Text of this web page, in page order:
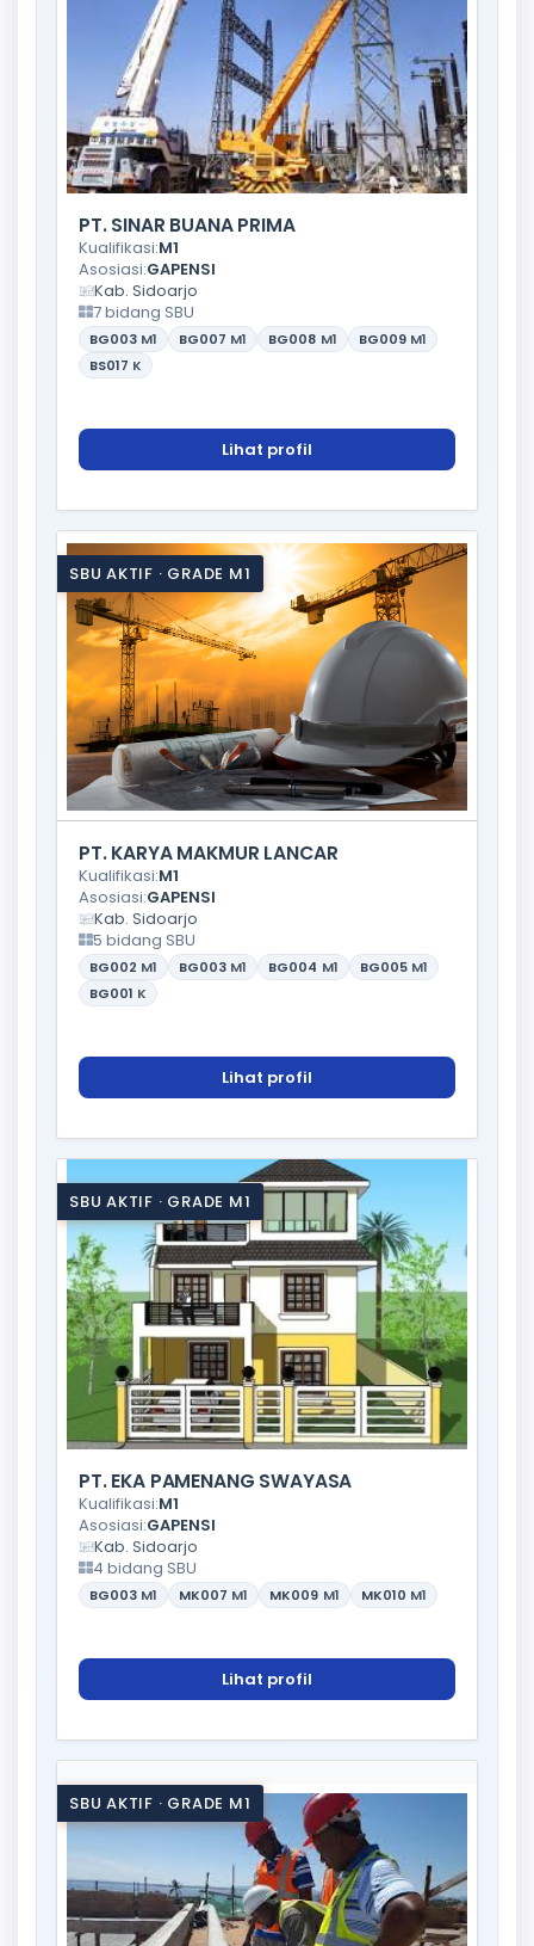
PT. SINAR BUANA PRIMA
Kualifikasi:M1
Asosiasi:GAPENSI
Kab. Sidoarjo
7 bidang SBU
BG003 M1 BG007 M1 BG008 M1 BG009 M1
BS017 K
Lihat profil
SBU AKTIF · GRADE M1
PT. KARYA MAKMUR LANCAR
Kualifikasi:M1
Asosiasi:GAPENSI
Kab. Sidoarjo
5 bidang SBU
BG002 M1 BG003 M1 BG004 M1 BG005 M1
BG001 K
Lihat profil
SBU AKTIF · GRADE M1
PT. EKA PAMENANG SWAYASA
Kualifikasi:M1
Asosiasi:GAPENSI
Kab. Sidoarjo
4 bidang SBU
BG003 M1 MK007 M1 MK009 M1 MK010 M1
Lihat profil
SBU AKTIF · GRADE M1